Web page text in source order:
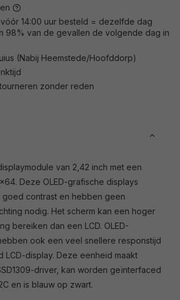
14:00 uur besteld = dezelfde dag
98% van de gevallen de volgende dag in
(Nabij Heemstede/Hoofddorp)
zonder reden
van 2,42 inch met een
Deze OLED-grafische displays
contrast en hebben geen
nodig. Het scherm kan een hoger
bereiken dan een LCD. OLED-
ook een veel snellere responstijd
LCD-display. Deze eenheid maakt
driver, kan worden geïnterfaced
en is blauw op zwart.